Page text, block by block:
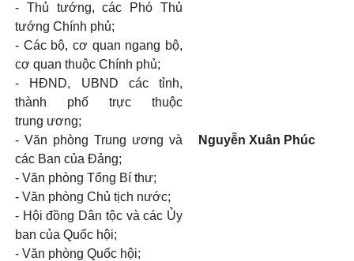
- Thủ tướng, các Phó Thủ
tướng Chính phủ;
- Các bộ, cơ quan ngang bộ,
cơ quan thuộc Chính phủ;
-
HĐND, UBND các tỉnh,
thành phố trực thuộc
trung ương;
- Văn phòng Trung ương và
các Ban của Đảng;
- Văn phòng Tổng Bí thư;
- Văn phòng Chủ tịch nước;
- Hội đồng Dân tộc và các Ủy
ban của Quốc hội;
- Văn phòng Quốc hội;
Nguyễn Xuân Phúc